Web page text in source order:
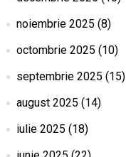
noiembrie 2025 (8)
octombrie 2025 (10)
septembrie 2025 (15)
august 2025 (14)
iulie 2025 (18)